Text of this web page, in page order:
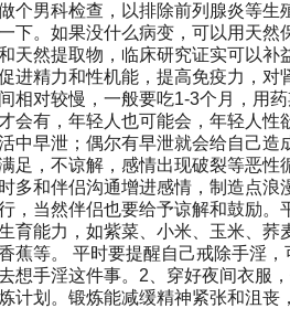
个男科检查，以排除前列腺炎等生
下。如果没什么病变，可以用天
天然提取物，临床研究证实可以
进精力和性机能，提高免疫力，
相对较慢，一般要吃1-3个月，用
会有，年轻人也可能会，年轻人
中早泄；偶尔有早泄就会给自己
足，不谅解，感情出现破裂等恶
多和伴侣沟通增进感情，制造点
，当然伴侣也要给予谅解和鼓励
育能力，如紫菜、小米、玉米、
蕉等。 平时要提醒自己戒除手淫
想手淫这件事。2、穿好夜间衣服
计划。锻炼能减缓精神紧张和沮